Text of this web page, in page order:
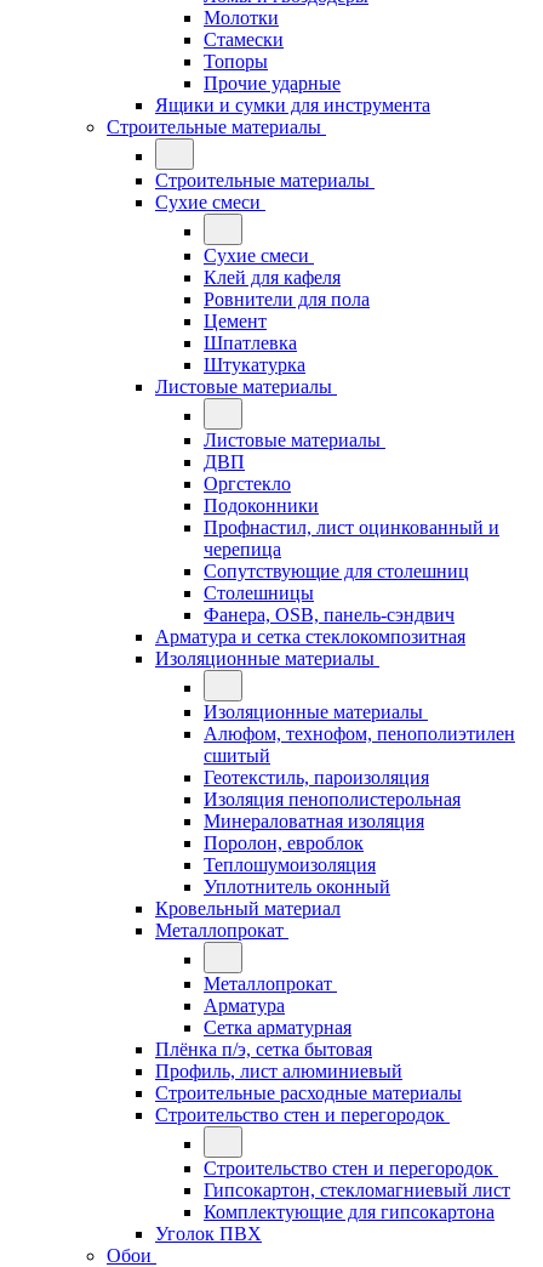
Молотки
Стамески
Топоры
Прочие ударные
Ящики и сумки для инструмента
Строительные материалы
Строительные материалы
Сухие смеси
Сухие смеси
Клей для кафеля
Ровнители для пола
Цемент
Шпатлевка
Штукатурка
Листовые материалы
Листовые материалы
ДВП
Оргстекло
Подоконники
Профнастил, лист оцинкованный и
черепица
Сопутствующие для столешниц
Столешницы
Фанера, OSB, панель-сэндвич
Арматура и сетка стеклокомпозитная
Изоляционные материалы
Изоляционные материалы
Алюфом, технофом, пенополиэтилен
сшитый
Геотекстиль, пароизоляция
Изоляция пенополистерольная
Минераловатная изоляция
Поролон, евроблок
Теплошумоизоляция
Уплотнитель оконный
Кровельный материал
Металлопрокат
Металлопрокат
Арматура
Сетка арматурная
Плёнка п/э, сетка бытовая
Профиль, лист алюминиевый
Строительные расходные материалы
Строительство стен и перегородок
Строительство стен и перегородок
Гипсокартон, стекломагниевый лист
Комплектующие для гипсокартона
Уголок ПВХ
Обои